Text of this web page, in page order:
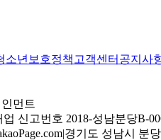
소년보호정책 고객센터 공지사
먼트
업 신고번호 2018-성남분당B-
|경기도 성남시 분